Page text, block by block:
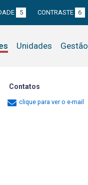
5 CONTRASTE 6
Unidades Gestão
Contatos
clique para ver o e-mail